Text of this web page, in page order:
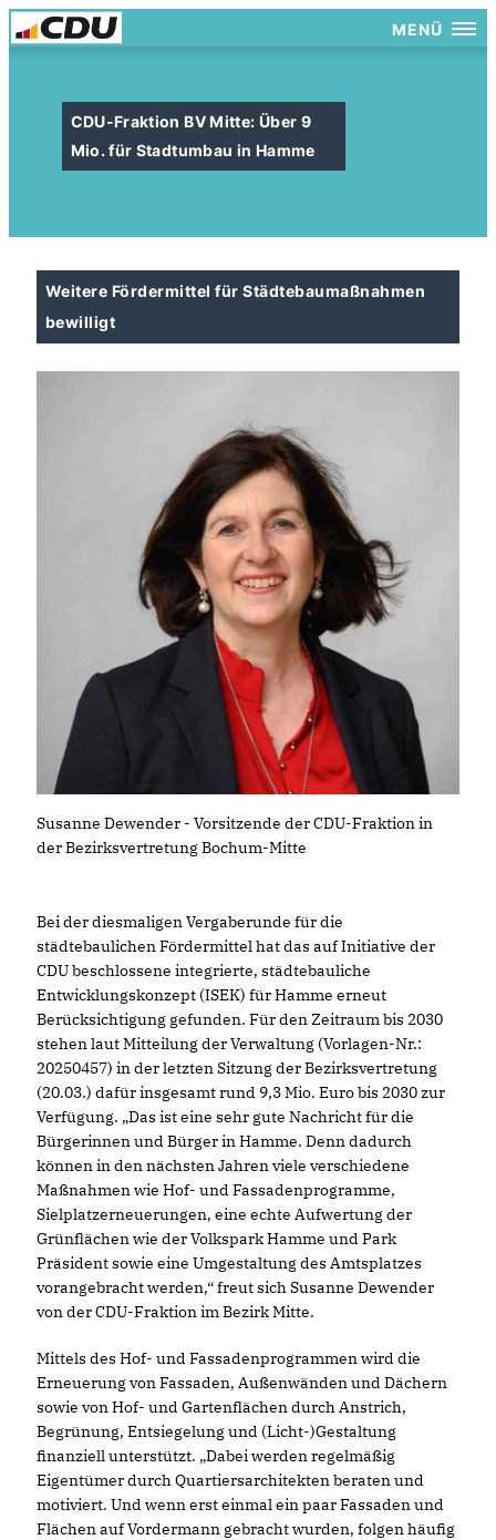
MENÜ
CDU-Fraktion BV Mitte: Über 9
Mio. für Stadtumbau in Hamme
Weitere Fördermittel für Städtebaumaßnahmen
bewilligt
Susanne Dewender - Vorsitzende der CDU-Fraktion in
der Bezirksvertretung Bochum-Mitte
Bei der diesmaligen Vergaberunde für die
städtebaulichen Fördermittel hat das auf Initiative der
CDU beschlossene integrierte, städtebauliche
Entwicklungskonzept (ISEK) für Hamme erneut
Berücksichtigung gefunden. Für den Zeitraum bis 2030
stehen laut Mitteilung der Verwaltung (Vorlagen-Nr.:
20250457) in der letzten Sitzung der Bezirksvertretung
(20.03.) dafür insgesamt rund 9,3 Mio. Euro bis 2030 zur
Verfügung. „Das ist eine sehr gute Nachricht für die
Bürgerinnen und Bürger in Hamme. Denn dadurch
können in den nächsten Jahren viele verschiedene
Maßnahmen wie Hof- und Fassadenprogramme,
Sielplatzerneuerungen, eine echte Aufwertung der
Grünflächen wie der Volkspark Hamme und Park
Präsident sowie eine Umgestaltung des Amtsplatzes
vorangebracht werden,“ freut sich Susanne Dewender
von der CDU-Fraktion im Bezirk Mitte.
Mittels des Hof- und Fassadenprogrammen wird die
Erneuerung von Fassaden, Außenwänden und Dächern
sowie von Hof- und Gartenflächen durch Anstrich,
Begrünung, Entsiegelung und (Licht-)Gestaltung
finanziell unterstützt. „Dabei werden regelmäßig
Eigentümer durch Quartiersarchitekten beraten und
motiviert. Und wenn erst einmal ein paar Fassaden und
Flächen auf Vordermann gebracht wurden, folgen häufig